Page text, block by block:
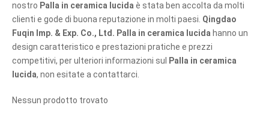
nostro Palla in ceramica lucida è stata ben accolta da molti
clienti e gode di buona reputazione in molti paesi. Qingdao
Fuqin Imp. & Exp. Co., Ltd. Palla in ceramica lucida hanno un
design caratteristico e prestazioni pratiche e prezzi
competitivi, per ulteriori informazioni sul
Palla in ceramica
lucida, non esitate a contattarci.
Nessun prodotto trovato